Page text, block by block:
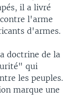
il a livré
l'arme
d'armes.
doctrine de la
qui
les peuples.
marque une